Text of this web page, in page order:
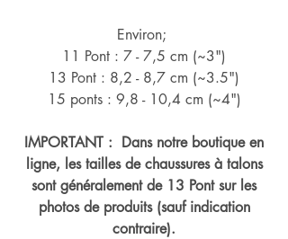
Environ;
11 Pont : 7 - 7,5 cm (~3")
13 Pont : 8,2 - 8,7 cm (~3.5")
15 ponts : 9,8 - 10,4 cm (~4")
IMPORTANT : Dans notre boutique en
ligne, les tailles de chaussures à talons
sont généralement de 13 Pont sur les
photos de produits (sauf indication
contraire).